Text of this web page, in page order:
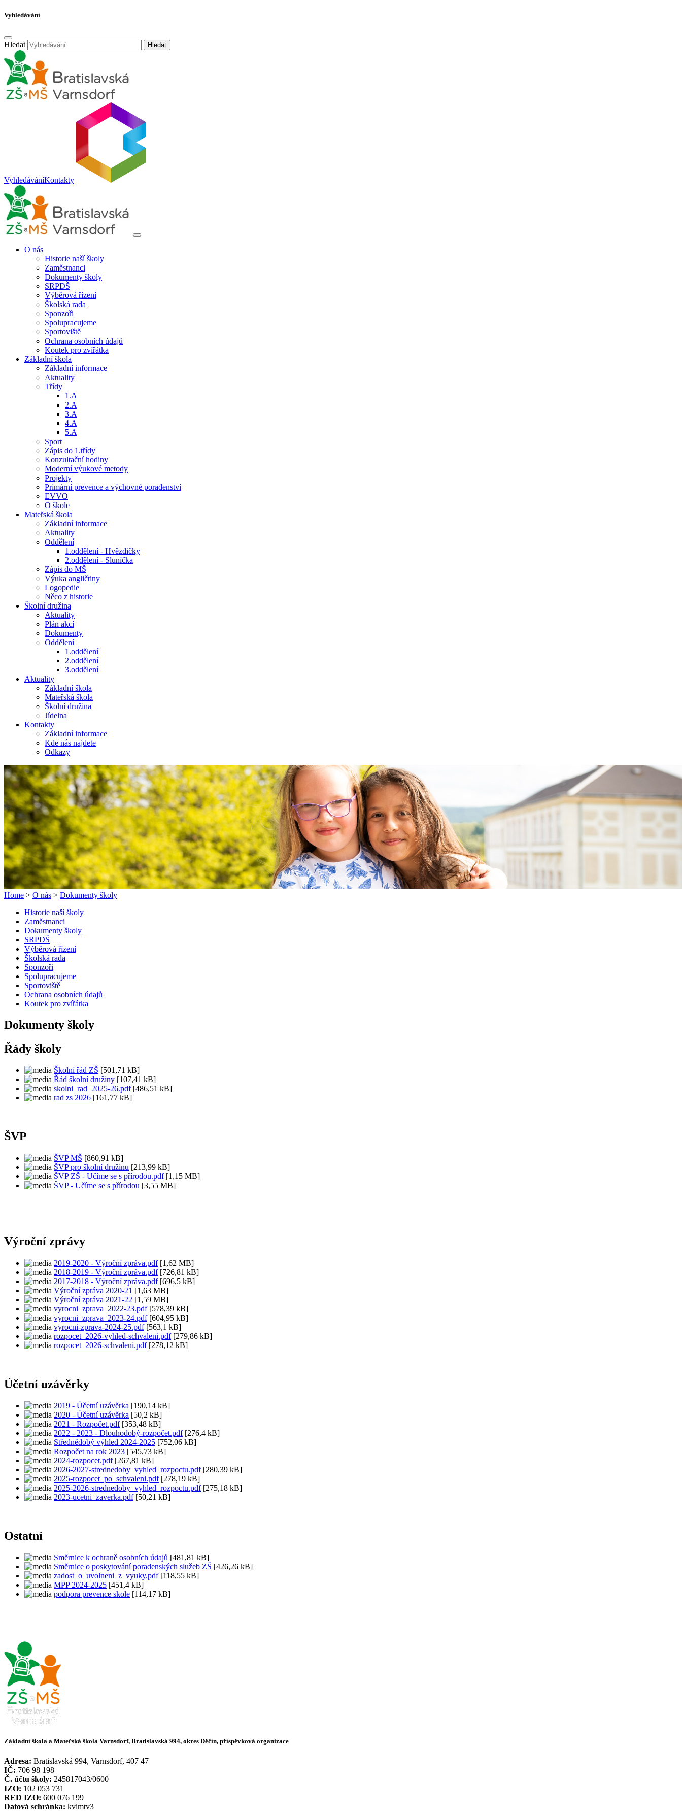
Vyhledávání
Hledat Hledat
VyhledáváníKontakty
O nás
Historie naší školy
Zaměstnanci
Dokumenty školy
SRPDŠ
Výběrová řízení
Školská rada
Sponzoři
Spolupracujeme
Sportoviště
Ochrana osobních údajů
Koutek pro zvířátka
Základní škola
Základní informace
Aktuality
Třídy
1.A
2.A
3.A
4.A
5.A
Sport
Zápis do 1.třídy
Konzultační hodiny
Moderní výukové metody
Projekty
Primární prevence a výchovné poradenství
EVVO
O škole
Mateřská škola
Základní informace
Aktuality
Oddělení
1.oddělení - Hvězdičky
2.oddělení - Sluníčka
Zápis do MŠ
Výuka angličtiny
Logopedie
Něco z historie
Školní družina
Aktuality
Plán akcí
Dokumenty
Oddělení
1.oddělení
2.oddělení
3.oddělení
Aktuality
Základní škola
Mateřská škola
Školní družina
Jídelna
Kontakty
Základní informace
Kde nás najdete
Odkazy
Home > O nás > Dokumenty školy
Historie naší školy
Zaměstnanci
Dokumenty školy
SRPDŠ
Výběrová řízení
Školská rada
Sponzoři
Spolupracujeme
Sportoviště
Ochrana osobních údajů
Koutek pro zvířátka
Dokumenty školy
Řády školy
Školní řád ZŠ [501,71 kB]
Řád školní družiny [107,41 kB]
skolni_rad_2025-26.pdf[486,51 kB]
rad zs 2026 [161,77 kB]
ŠVP
ŠVP MŠ [860,91 kB]
ŠVP pro školní družinu [213,99 kB]
ŠVP ZŠ - Učíme se s přírodou.pdf[1,15 MB]
ŠVP - Učíme se s přírodou [3,55 MB]
Výroční zprávy
2019-2020 - Výroční zpráva.pdf[1,62 MB]
2018-2019 - Výroční zpráva.pdf[726,81 kB]
2017-2018 - Výroční zpráva.pdf[696,5 kB]
Výroční zpráva 2020-21 [1,63 MB]
Výroční zpráva 2021-22 [1,59 MB]
vyrocni_zprava_2022-23.pdf[578,39 kB]
vyrocni_zprava_2023-24.pdf[604,95 kB]
vyrocni-zprava-2024-25.pdf[563,1 kB]
rozpocet_2026-vyhled-schvaleni.pdf[279,86 kB]
rozpocet_2026-schvaleni.pdf[278,12 kB]
Účetní uzávěrky
2019 - Účetní uzávěrka [190,14 kB]
2020 - Účetní uzávěrka [50,2 kB]
2021 - Rozpočet.pdf[353,48 kB]
2022 - 2023 - Dlouhodobý-rozpočet.pdf[276,4 kB]
Střednědobý výhled 2024-2025 [752,06 kB]
Rozpočet na rok 2023 [545,73 kB]
2024-rozpocet.pdf[267,81 kB]
2026-2027-strednedoby_vyhled_rozpoctu.pdf[280,39 kB]
2025-rozpocet_po_schvaleni.pdf[278,19 kB]
2025-2026-strednedoby_vyhled_rozpoctu.pdf[275,18 kB]
2023-ucetni_zaverka.pdf[50,21 kB]
Ostatní
Směrnice k ochraně osobních údajů [481,81 kB]
Směrnice o poskytování poradenských služeb ZŠ [426,26 kB]
zadost_o_uvolneni_z_vyuky.pdf[118,55 kB]
MPP 2024-2025 [451,4 kB]
podpora prevence skole [114,17 kB]
Základní škola a Mateřská škola Varnsdorf, Bratislavská 994, okres Děčín, příspěvková organizace
Adresa: Bratislavská 994, Varnsdorf, 407 47
IČ: 706 98 198
Č. účtu školy: 245817043/0600
IZO: 102 053 731
RED IZO: 600 076 199
Datová schránka: kvimtv3